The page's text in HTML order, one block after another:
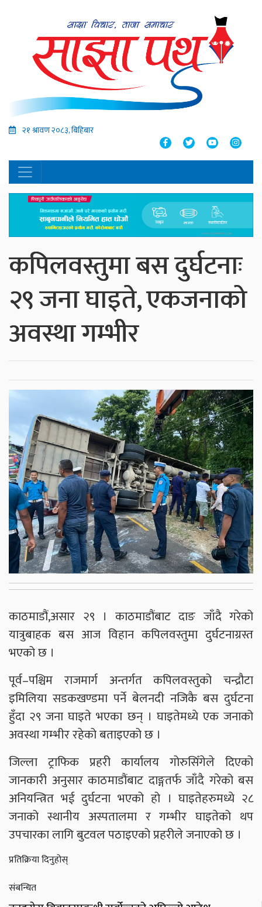
२१ श्रावण २०८३, बिहिबार
कपिलवस्तुमा बस दुर्घटनाः
२९ जना घाइते, एकजनाको
अवस्था गम्भीर
काठमाडौं,असार २९ । काठमाडौंबाट दाङ जाँदै गरेको
यात्रुबाहक बस आज विहान कपिलवस्तुमा दुर्घटनाग्रस्त
भएको छ ।
पूर्व–पश्चिम राजमार्ग अन्तर्गत कपिलवस्तुको चन्द्रौटा
इमिलिया सडकखण्डमा पर्ने बेलनदी नजिकै बस दुर्घटना
हुँदा २९ जना घाइते भएका छन् । घाइतेमध्ये एक जनाको
अवस्था गम्भीर रहेको बताइएको छ ।
जिल्ला ट्राफिक प्रहरी कार्यालय गोरुसिँगेले दिएको
जानकारी अनुसार काठमाडौंबाट दाङ्गतर्फ जाँदै गरेको बस
अनियन्त्रित भई दुर्घटना भएको हो । घाइतेहरुमध्ये २८
जनाको स्थानीय अस्पतालमा र गम्भीर घाइतेको थप
उपचारका लागि बुटवल पठाइएको प्रहरीले जनाएको छ ।
प्रतिक्रिया दिनुहोस्
संबन्धित